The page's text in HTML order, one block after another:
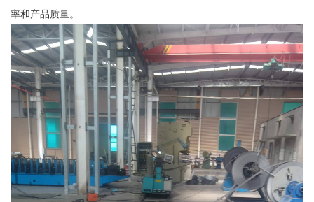
率和产品质量。